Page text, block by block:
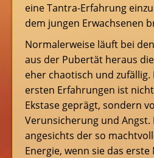
eine Tantra-Erfahrung
dem jungen Erwachsenen
Normalerweise läuft bei
aus der Pubertät heraus
eher chaotisch und zufällig.
ersten Erfahrungen ist
Ekstase geprägt, sondern
Verunsicherung und
angesichts der so
Energie, wenn sie das